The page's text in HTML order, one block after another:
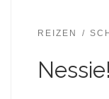
REIZEN
Nessie!